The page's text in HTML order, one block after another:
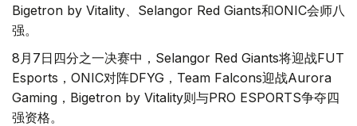
Bigetron by Vitality、Selangor Red Giants和ONIC会师八
强。
8月7日四分之一决赛中，Selangor Red Giants将迎战FUT
Esports，ONIC对阵DFYG，Team Falcons迎战Aurora
Gaming，Bigetron by Vitality则与PRO ESPORTS争夺四
强资格。